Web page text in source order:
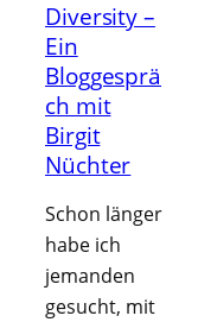
Diversity –
Ein
Bloggesprä
ch mit
Birgit
Nüchter
Schon länger
habe ich
jemanden
gesucht, mit